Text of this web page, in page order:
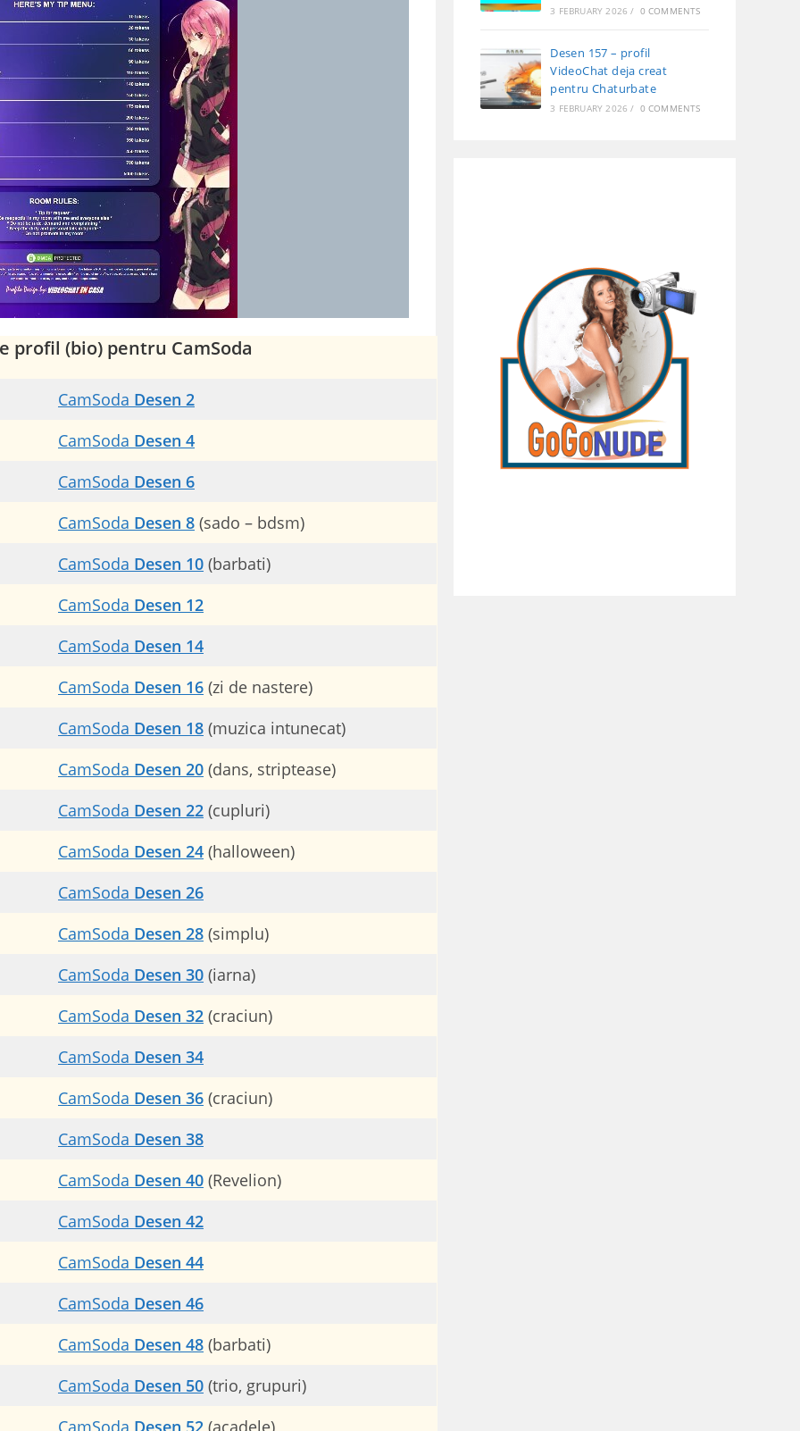
profil (bio) pentru CamSoda
CamSoda Desen 2
CamSoda Desen 4
CamSoda Desen 6
CamSoda Desen 8 (sado – bdsm)
CamSoda Desen 10 (barbati)
CamSoda Desen 12
CamSoda Desen 14
CamSoda Desen 16 (zi de nastere)
CamSoda Desen 18 (muzica intunecat)
CamSoda Desen 20 (dans, striptease)
CamSoda Desen 22 (cupluri)
CamSoda Desen 24 (halloween)
CamSoda Desen 26
CamSoda Desen 28 (simplu)
CamSoda Desen 30 (iarna)
CamSoda Desen 32 (craciun)
CamSoda Desen 34
CamSoda Desen 36 (craciun)
CamSoda Desen 38
CamSoda Desen 40 (Revelion)
CamSoda Desen 42
CamSoda Desen 44
CamSoda Desen 46
CamSoda Desen 48 (barbati)
CamSoda Desen 50 (trio, grupuri)
CamSoda Desen 52 (acadele)
3 FEBRUARY 2026 / 0 COMMENTS
Desen 157 – profil
VideoChat deja creat
pentru Chaturbate
3 FEBRUARY 2026 / 0 COMMENTS